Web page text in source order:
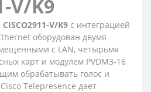
V/K9
V/K9 с интеграцией
оборудован двумя
с LAN, четырьмя
карт и модулем PVDM3-16
обрабатывать голос и
Telepresence дает